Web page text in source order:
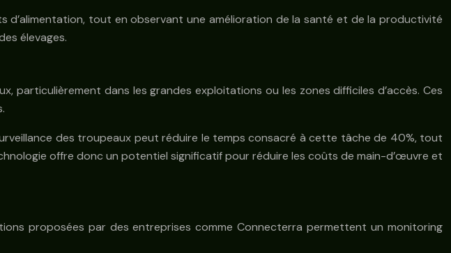
tout en observant une amélioration de la santé et de la productivité
élevages.
particulièrement dans les grandes exploitations ou les zones difficiles d’accès. Ces
des troupeaux peut réduire le temps consacré à cette tâche de 40%, tout
offre donc un potentiel significatif pour réduire les coûts de main-d’œuvre et
proposées par des entreprises comme Connecterra permettent un monitoring